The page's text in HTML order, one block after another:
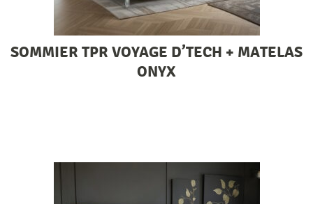
SOMMIER TPR VOYAGE D’TECH + MATELAS
ONYX